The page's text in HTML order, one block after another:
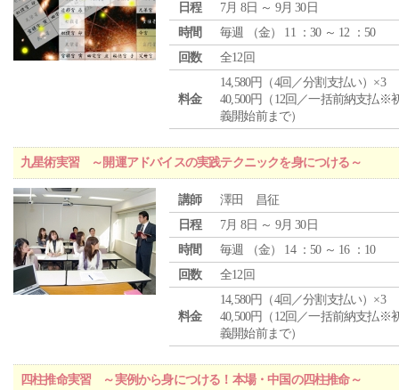
日程
7月 8日 ～ 9月 30日
時間
毎週 （金） 11 ：30 ～ 12 ：50
回数
全12回
料金
14,580円（4回／分割支払い）×3
40,500円（12回／一括前納支払※
義開始前まで）
九星術実習 ～開運アドバイスの実践テクニックを身につける～
講師
澤田 昌征
日程
7月 8日 ～ 9月 30日
時間
毎週 （金） 14 ：50 ～ 16 ：10
回数
全12回
料金
14,580円（4回／分割支払い）×3
40,500円（12回／一括前納支払※
義開始前まで）
四柱推命実習 ～実例から身につける！本場・中国の四柱推命～